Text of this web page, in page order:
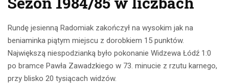
Rundę jesienną Radomiak zakończył na wysokim jak na
beniaminka piątym miejscu z dorobkiem 15 punktów.
Największą niespodzianką było pokonanie Widzewa Łódź 1:0
po bramce Pawła Zawadzkiego w 73. minucie z rzutu karnego,
przy blisko 20 tysiącach widzów.